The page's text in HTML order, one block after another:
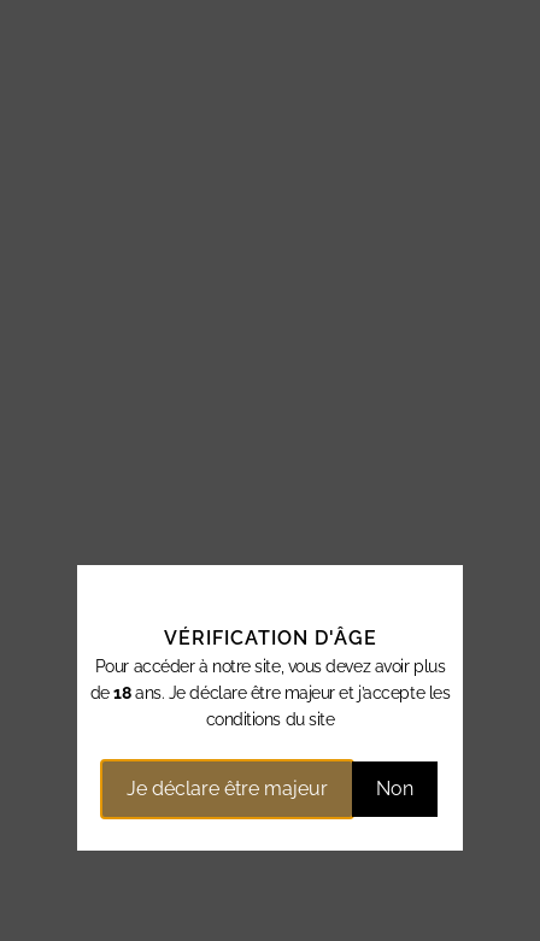
VÉRIFICATION D'ÂGE
Pour accéder à notre site, vous devez avoir plus
de18ans. Je déclare être majeur et j’accepte les
conditions du site
Je déclare être majeur Non